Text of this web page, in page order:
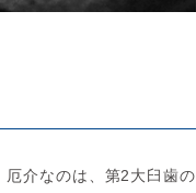
介なのは、第2大臼歯の